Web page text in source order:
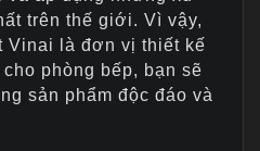
trên thế giới. Vì vậy,
Vinai là đơn vị thiết kế
phòng bếp, bạn sẽ
sản phẩm độc đáo và